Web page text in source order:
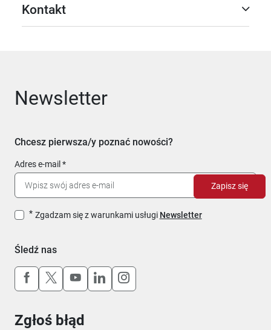
Kontakt
Newsletter
Chcesz pierwsza/y poznać nowości?
Adres e-mail
Zgadzam się z warunkami usługi Newsletter
Zapisz się
Śledź nas
Uwaga, link otworzy się w nowym oknie
Uwaga, link otworzy się w nowym oknie
Uwaga, link otworzy się w nowym
Uwaga, link otworzy się w
Uwaga, link otworzy się w
Zgłoś błąd